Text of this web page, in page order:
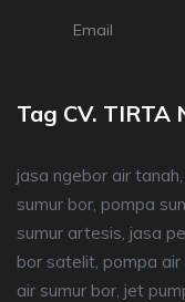
Email
Tag CV. TIRTA
jasa ngebor air
sumur bor, pompa
sumur artesis, jasa
bor satelit, pompa air
air sumur bor, jet